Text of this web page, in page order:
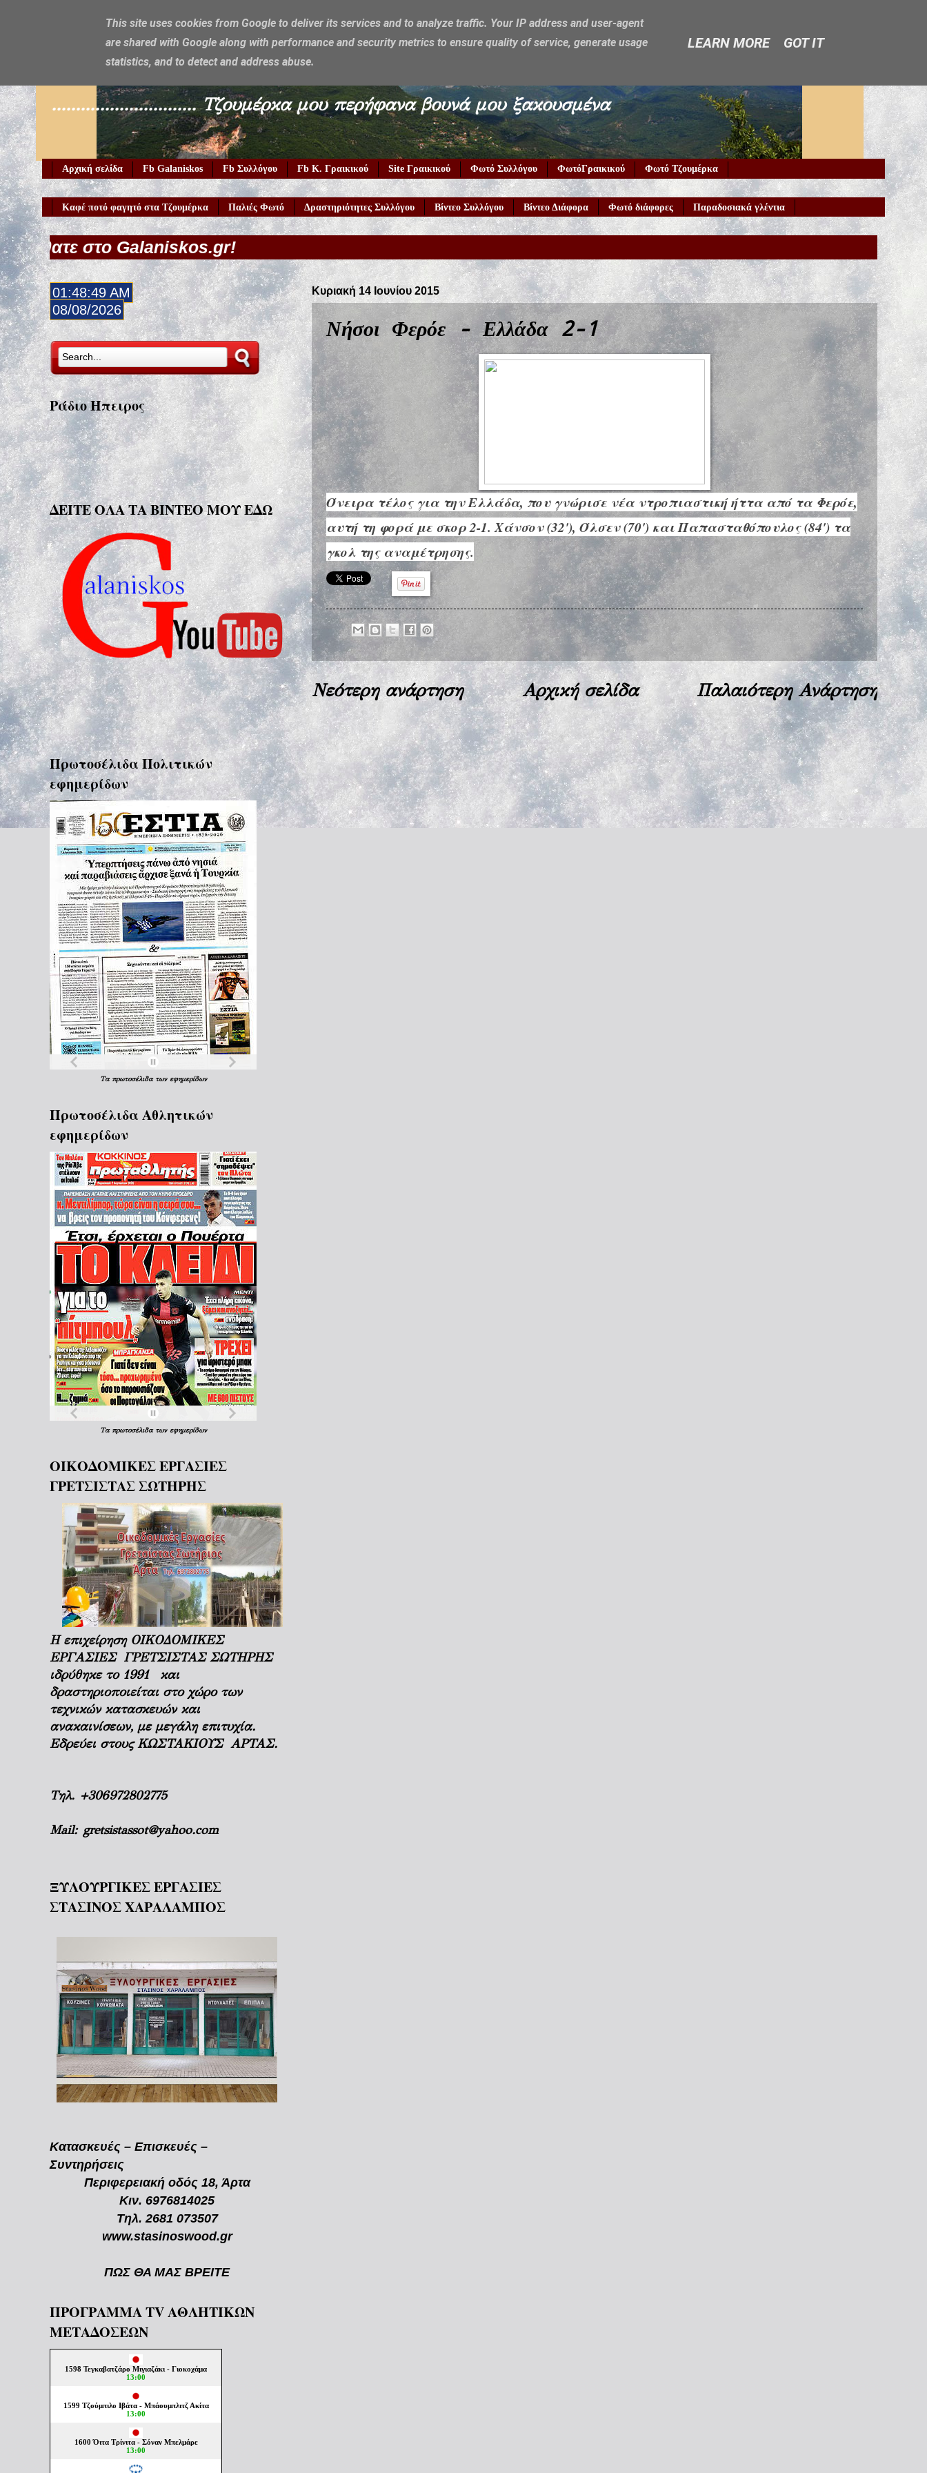
Galaniskos
.............................. Τζουμέρκα μου περήφανα βουνά μου ξακουσμένα
Αρχική σελίδα Fb Galaniskos Fb Συλλόγου Fb Κ. Γραικικού Site Γραικικού Φωτό Συλλόγου ΦωτόΓραικικού Φωτό Τζουμέρκα
Καφέ ποτό φαγητό στα Τζουμέρκα Παλιές Φωτό Δραστηριότητες Συλλόγου Βίντεο Συλλόγου Βίντεο Διάφορα Φωτό διάφορες Παραδοσιακά γλέντια
Galaniskos.gr!
Κυριακή 14 Ιουνίου 2015
Νήσοι Φερόε - Ελλάδα 2-1
Όνειρα τέλος για την Ελλάδα, που γνώρισε νέα ντροπιαστική ήττα από τα Φερόε,
αυτή τη φορά με σκορ 2-1. Χάνσον (32'), Όλσεν (70') και Παπασταθόπουλος (84') τα
γκολ της αναμέτρησης.
Νεότερη ανάρτηση Παλαιότερη Ανάρτηση
Αρχική σελίδα
01:48:50 AM
08/08/2026
Ράδιο Ήπειρος
ΔΕΙΤΕ ΟΛΑ ΤΑ ΒΙΝΤΕΟ ΜΟΥ ΕΔΩ
Πρωτοσέλιδα Πολιτικών
εφημερίδων
Τα πρωτοσέλιδα των εφημερίδων
Πρωτοσέλιδα Aθλητικών
εφημερίδων
Τα πρωτοσέλιδα των εφημερίδων
ΟΙΚΟΔΟΜΙΚΕΣ ΕΡΓΑΣΙΕΣ
ΓΡΕΤΣΙΣΤΑΣ ΣΩΤΗΡΗΣ
Η επιχείρηση ΟΙΚΟΔΟΜΙΚΕΣ
ΕΡΓΑΣΙΕΣ ΓΡΕΤΣΙΣΤΑΣ ΣΩΤΗΡΗΣ
ιδρύθηκε το 1991 και
δραστηριοποιείται στο χώρο των
τεχνικών κατασκευών και
ανακαινίσεων, με μεγάλη επιτυχία.
Εδρεύει στους ΚΩΣΤΑΚΙΟΥΣ ΑΡΤΑΣ.
Τηλ. +306972802775
Mail: gretsistassot@yahoo.com
ΞΥΛΟΥΡΓΙΚΕΣ ΕΡΓΑΣΙΕΣ
ΣΤΑΣΙΝΟΣ ΧΑΡΑΛΑΜΠΟΣ
Κατασκευές – Επισκευές –
Συντηρήσεις
Περιφερειακή οδός 18, Άρτα
Κιν. 6976814025
Τηλ. 2681 073507
www.stasinoswood.gr
ΠΩΣ ΘΑ ΜΑΣ ΒΡΕΙΤΕ
ΠΡΟΓΡΑΜΜΑ TV ΑΘΛΗΤΙΚΩΝ
ΜΕΤΑΔΟΣΕΩΝ
This site uses cookies from Google to deliver its services and to analyze traffic. Your IP address and user-agent
are shared with Google along with performance and security metrics to ensure quality of service, generate usage
statistics, and to detect and address abuse.
LEARN MORE GOT IT